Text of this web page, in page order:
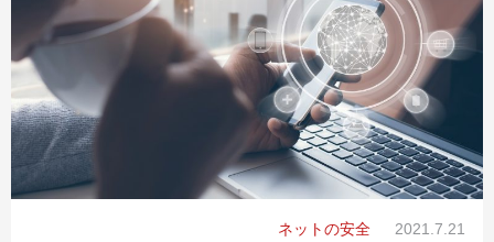
ネットの安全 2021.7.21